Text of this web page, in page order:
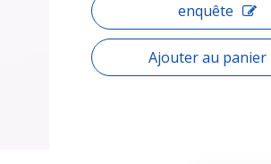
enquête
Ajouter au panier